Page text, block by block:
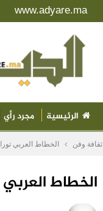
www.adyare.ma
الرئيسية مجرد رأي
ثقافة وفن الخطاط العربي
الخطاط